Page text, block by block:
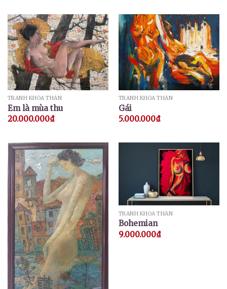
TRANH KHỎA THÂN
Em là mùa thu
20.000.000₫
TRANH KHỎA THÂN
Gái
5.000.000₫
TRANH KHỎA THÂN
Bohemian
9.000.000₫